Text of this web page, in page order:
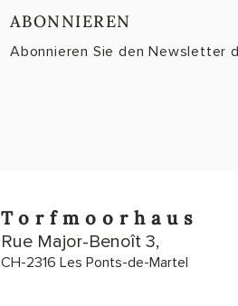
ABONNIEREN
Abonnieren Sie den Newsletter
Torfmoorhaus
Rue Major-Benoît 3,
CH-2316 Les Ponts-de-Martel